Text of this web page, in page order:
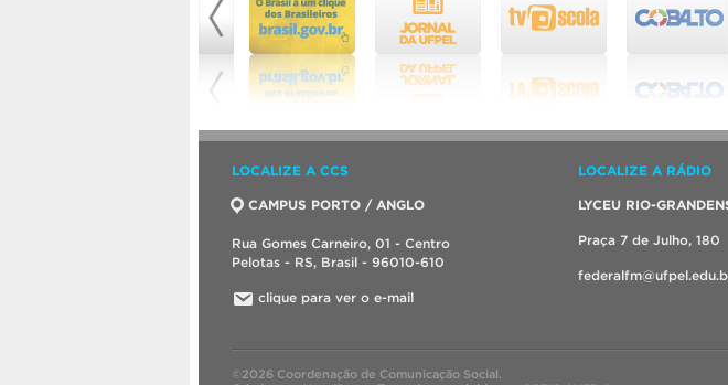
LOCALIZE A CCS
CAMPUS PORTO / ANGLO
Rua Gomes Carneiro, 01 - Centro
Pelotas - RS, Brasil - 96010-610
clique para ver o e-mail
LOCALIZE A RÁDIO
LYCEU RIO-
Praça 7 de Julho, 180
©2026 Coordenação de Comunicação Social.